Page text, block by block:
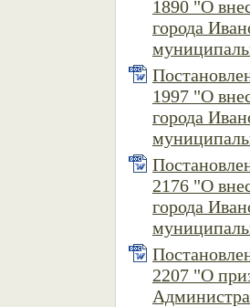
1890 "О
города
1997 "О
города
2176 "О
города
2207 "О